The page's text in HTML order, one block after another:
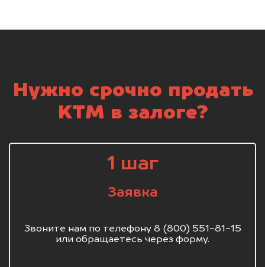
Нужно срочно продать
KTM в залоге?
1 шаг
Заявка
Звоните нам по телефону 8 (800) 551-81-15
или обращаетесь через форму.